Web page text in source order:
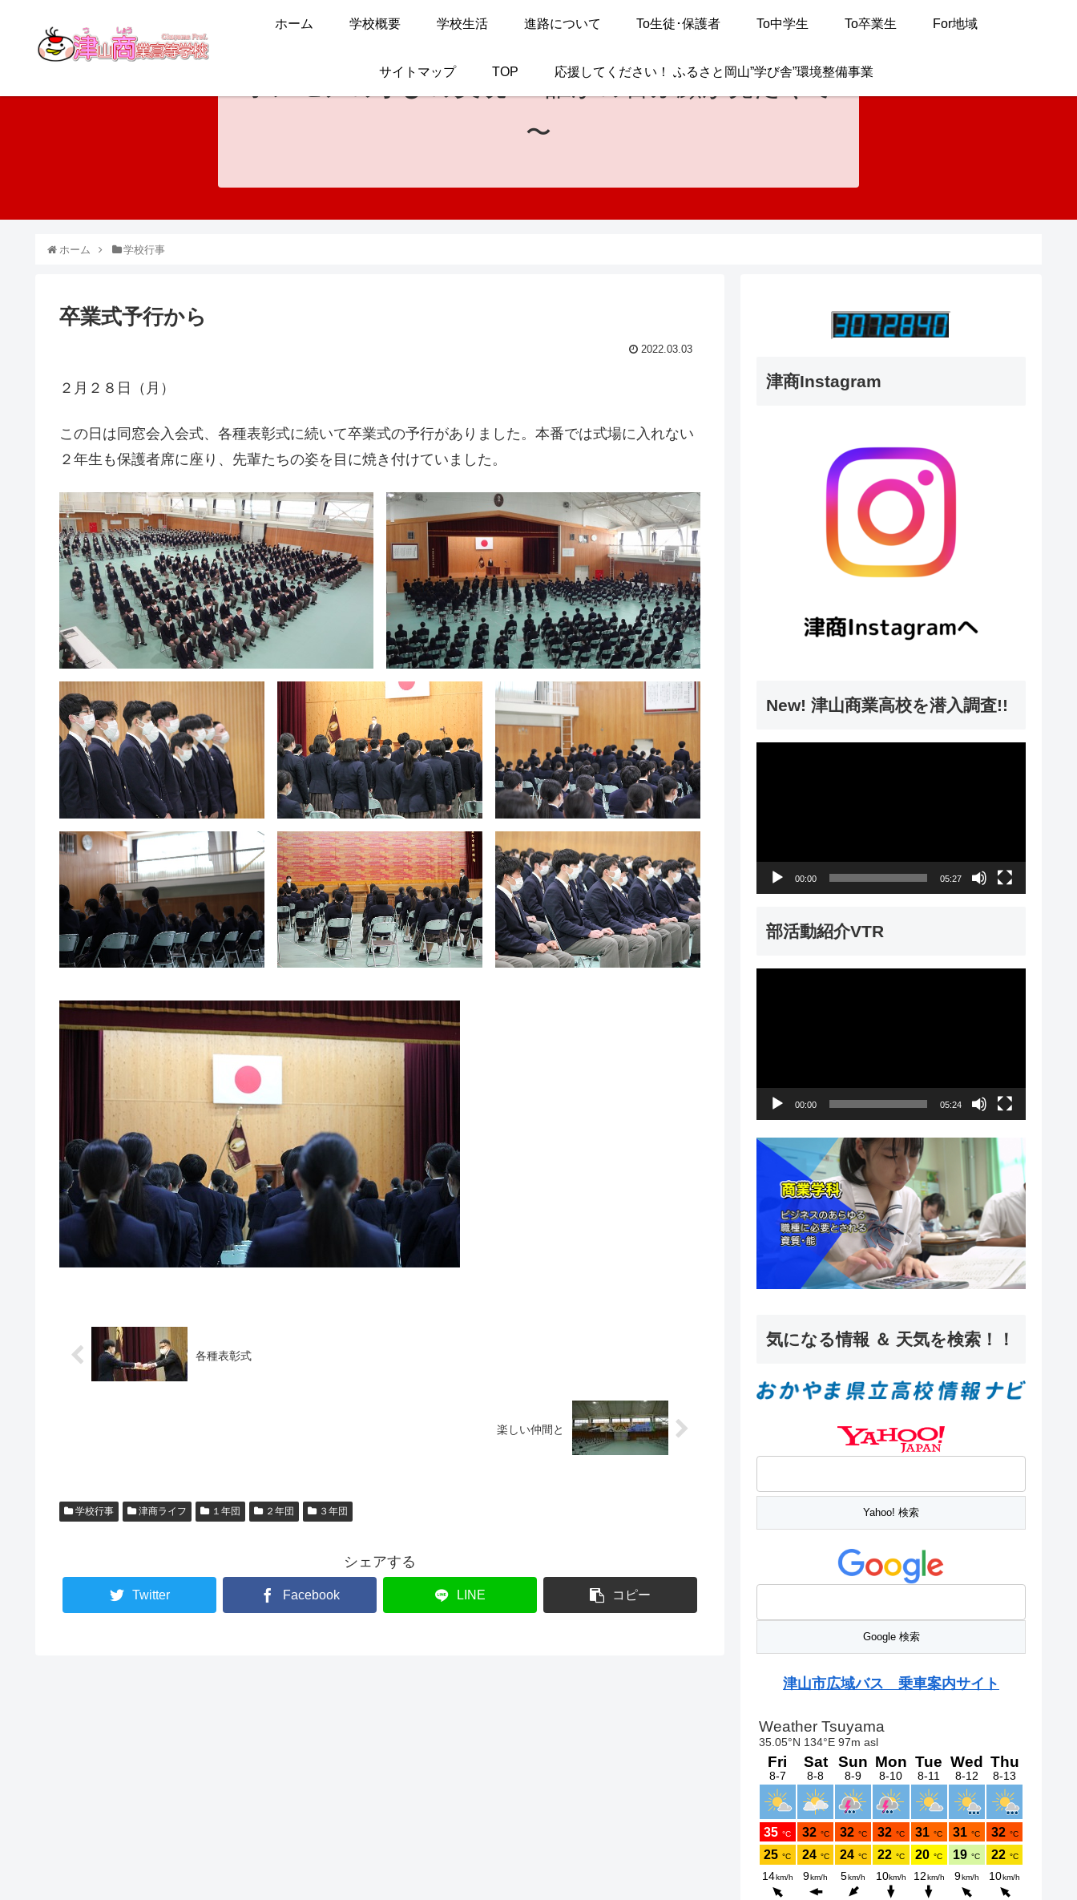
ホーム 学校概要 学校生活 進路について To生徒･保護者 To中学生 To卒業生 For地域
サイトマップ TOP 応援してください！ ふるさと岡山”学び舎”環境整備事業
ホンモノの学びの実現
〜 誰かの喜ぶ顔が見たくて
〜
ホーム 学校行事
卒業式予行から
2022.03.03
２月２８日（月）
この日は同窓会入会式、各種表彰式に続いて卒業式の予行がありました。本番では式場に入れない
２年生も保護者席に座り、先輩たちの姿を目に焼き付けていました。
各種表彰式
楽しい仲間と
学校行事 津商ライフ １年団 ２年団 ３年団
シェアする
Twitter Facebook LINE コピー
津商Instagram
New! 津山商業高校を潜入調査!!
00:00 05:27
部活動紹介VTR
ー
00:00 05:24
気になる情報 ＆ 天気を検索！！
津山市広域バス 乗車案内サイト